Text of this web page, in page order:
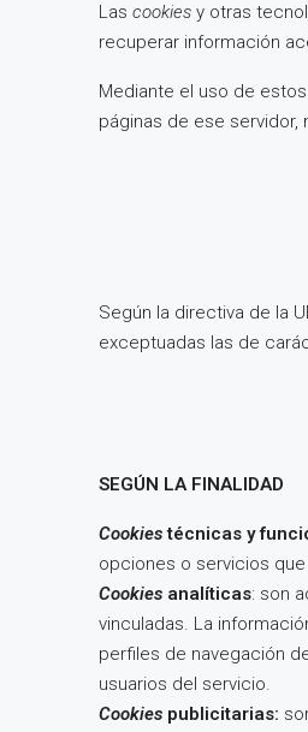
Las cookies y otras
recuperar información
Mediante el uso de
páginas de ese
Según la directiva de la
exceptuadas las de
SEGÚN LA FINALIDAD
Cookiestécnicas y
opciones o servicios que
Cookies analíticas: son
vinculadas. La
perfiles de navegación
usuarios del servicio.
Cookies publicitarias: